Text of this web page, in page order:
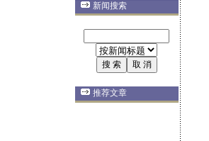
新闻搜索
推荐文章